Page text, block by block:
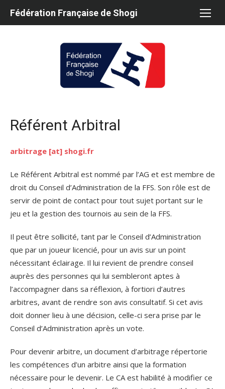
Fédération Française de Shogi
Référent Arbitral
arbitrage [at] shogi.fr
Le Référent Arbitral est nommé par l’AG et est membre de
droit du Conseil d’Administration de la FFS. Son rôle est de
servir de point de contact pour tout sujet portant sur le
jeu et la gestion des tournois au sein de la FFS.
Il peut être sollicité, tant par le Conseil d’Administration
que par un joueur licencié, pour un avis sur un point
nécessitant éclairage. Il lui revient de prendre conseil
auprès des personnes qui lui sembleront aptes à
l’accompagner dans sa réflexion, à fortiori d’autres
arbitres, avant de rendre son avis consultatif. Si cet avis
doit donner lieu à une décision, celle-ci sera prise par le
Conseil d’Administration après un vote.
Pour devenir arbitre, un document d’arbitrage répertorie
les compétences d’un arbitre ainsi que la formation
nécessaire pour le devenir. Le CA est habilité à modifier ce